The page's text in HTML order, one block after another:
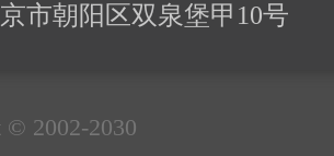
市朝阳区双泉堡甲10号
© 2002-2030